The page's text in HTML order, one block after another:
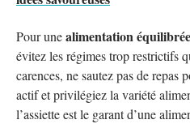
Pour unealimentation équilibrée
évitez les régimes trop restrictifs
carences, ne sautez pas de repas
actif et privilégiez la variété
l’assiette est le garant d’une